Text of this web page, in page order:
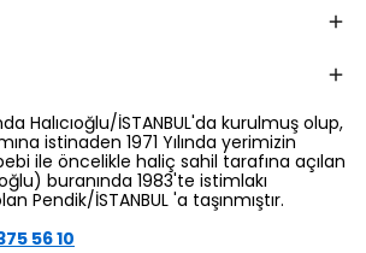
Halıcıoğlu/İSTANBUL'da kurulmuş olup,
istinaden 1971 Yılında yerimizin
ile öncelikle haliç sahil tarafına açılan
buranında 1983'te istimlakı
Pendik/İSTANBUL 'a taşınmıştır.
56 10